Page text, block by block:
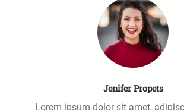
Jenifer Propets
Lorem ipsum dolor sit amet,